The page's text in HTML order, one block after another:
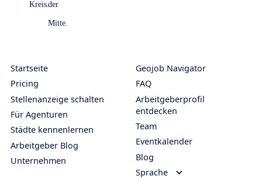
Startseite
Pricing
Stellenanzeige schalten
Für Agenturen
Städte kennenlernen
Arbeitgeber Blog
Unternehmen
Geojob Navigator
FAQ
Arbeitgeberprofil
entdecken
Team
Eventkalender
Blog
Sprache